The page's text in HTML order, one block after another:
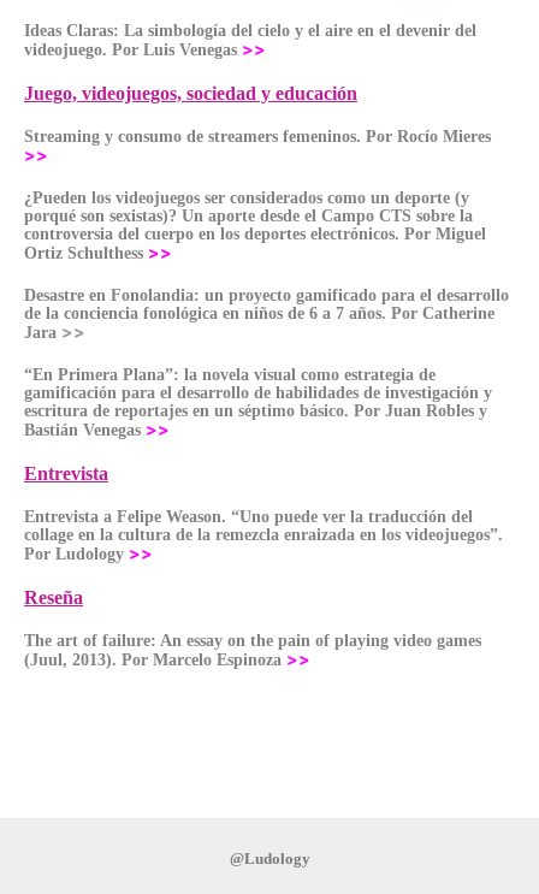
Ideas Claras: La simbología del cielo y el aire en el devenir del
videojuego. Por Luis Venegas >>
Juego, videojuegos, sociedad y educación
Streaming y consumo de streamers femeninos. Por Rocío Mieres
>>
¿Pueden los videojuegos ser considerados como un deporte (y
porqué son sexistas)? Un aporte desde el Campo CTS sobre la
controversia del cuerpo en los deportes electrónicos. Por Miguel
Ortiz Schulthess >>
Desastre en Fonolandia: un proyecto gamificado para el desarrollo
de la conciencia fonológica en niños de 6 a 7 años. Por Catherine
Jara >>
“En Primera Plana”: la novela visual como estrategia de
gamificación para el desarrollo de habilidades de investigación y
escritura de reportajes en un séptimo básico. Por Juan Robles y
Bastián Venegas >>
Entrevista
Entrevista a Felipe Weason. “Uno puede ver la traducción del
collage en la cultura de la remezcla enraizada en los videojuegos”.
Por Ludology >>
Reseña
The art of failure: An essay on the pain of playing video games
(Juul, 2013). Por Marcelo Espinoza >>
@Ludology